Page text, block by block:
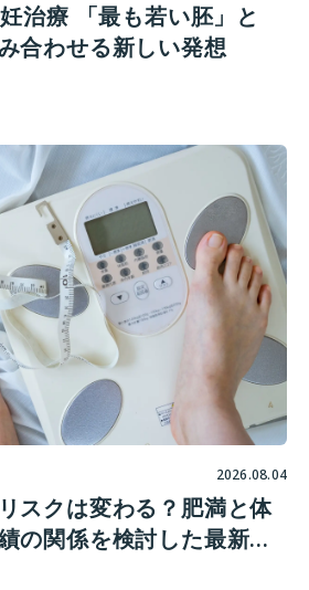
治療 「最も若い胚」と
合わせる新しい発想
2026.08.04
スクは変わる？肥満と体
の関係を検討した最新研